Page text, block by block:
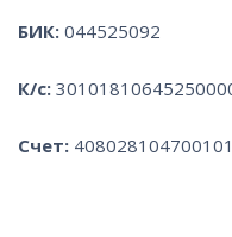
БИК: 044525092
К/c:
Счет: